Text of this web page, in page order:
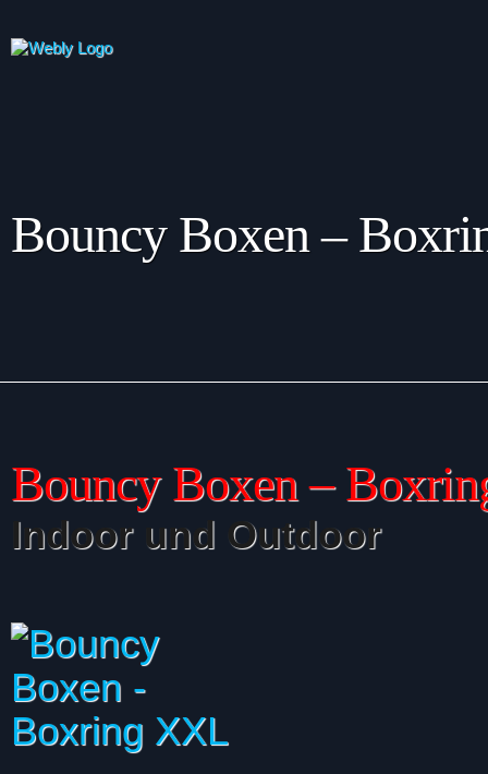
Bouncy Boxen –
Bouncy Boxen –
Indoor und Outdoor